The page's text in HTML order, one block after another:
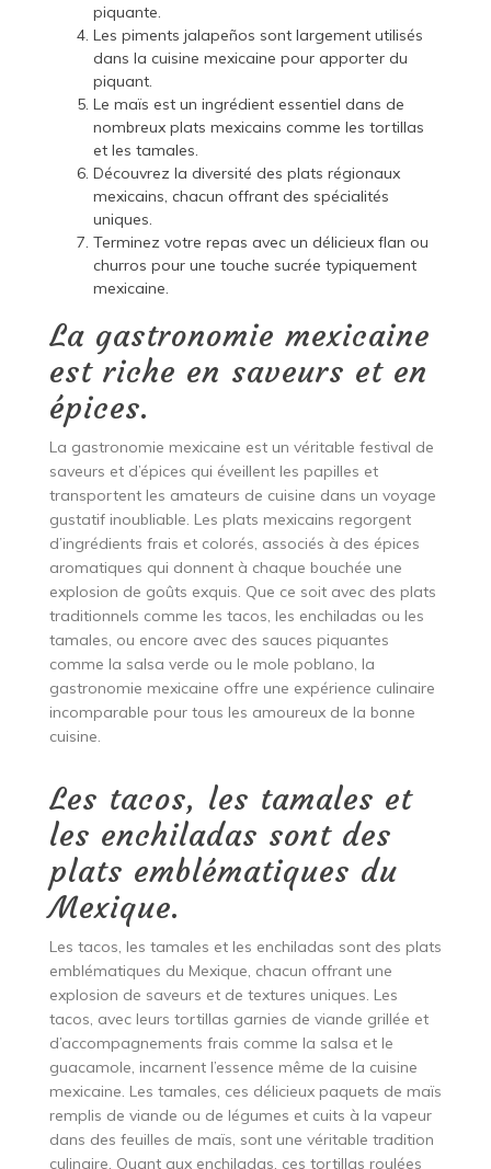
piquante.
Les piments jalapeños sont largement utilisés
dans la cuisine mexicaine pour apporter du
piquant.
Le maïs est un ingrédient essentiel dans de
nombreux plats mexicains comme les tortillas
et les tamales.
Découvrez la diversité des plats régionaux
mexicains, chacun offrant des spécialités
uniques.
Terminez votre repas avec un délicieux flan ou
churros pour une touche sucrée typiquement
mexicaine.
La gastronomie mexicaine
est riche en saveurs et en
épices.
La gastronomie mexicaine est un véritable festival de
saveurs et d’épices qui éveillent les papilles et
transportent les amateurs de cuisine dans un voyage
gustatif inoubliable. Les plats mexicains regorgent
d’ingrédients frais et colorés, associés à des épices
aromatiques qui donnent à chaque bouchée une
explosion de goûts exquis. Que ce soit avec des plats
traditionnels comme les tacos, les enchiladas ou les
tamales, ou encore avec des sauces piquantes
comme la salsa verde ou le mole poblano, la
gastronomie mexicaine offre une expérience culinaire
incomparable pour tous les amoureux de la bonne
cuisine.
Les tacos, les tamales et
les enchiladas sont des
plats emblématiques du
Mexique.
Les tacos, les tamales et les enchiladas sont des plats
emblématiques du Mexique, chacun offrant une
explosion de saveurs et de textures uniques. Les
tacos, avec leurs tortillas garnies de viande grillée et
d’accompagnements frais comme la salsa et le
guacamole, incarnent l’essence même de la cuisine
mexicaine. Les tamales, ces délicieux paquets de maïs
remplis de viande ou de légumes et cuits à la vapeur
dans des feuilles de maïs, sont une véritable tradition
culinaire. Quant aux enchiladas, ces tortillas roulées